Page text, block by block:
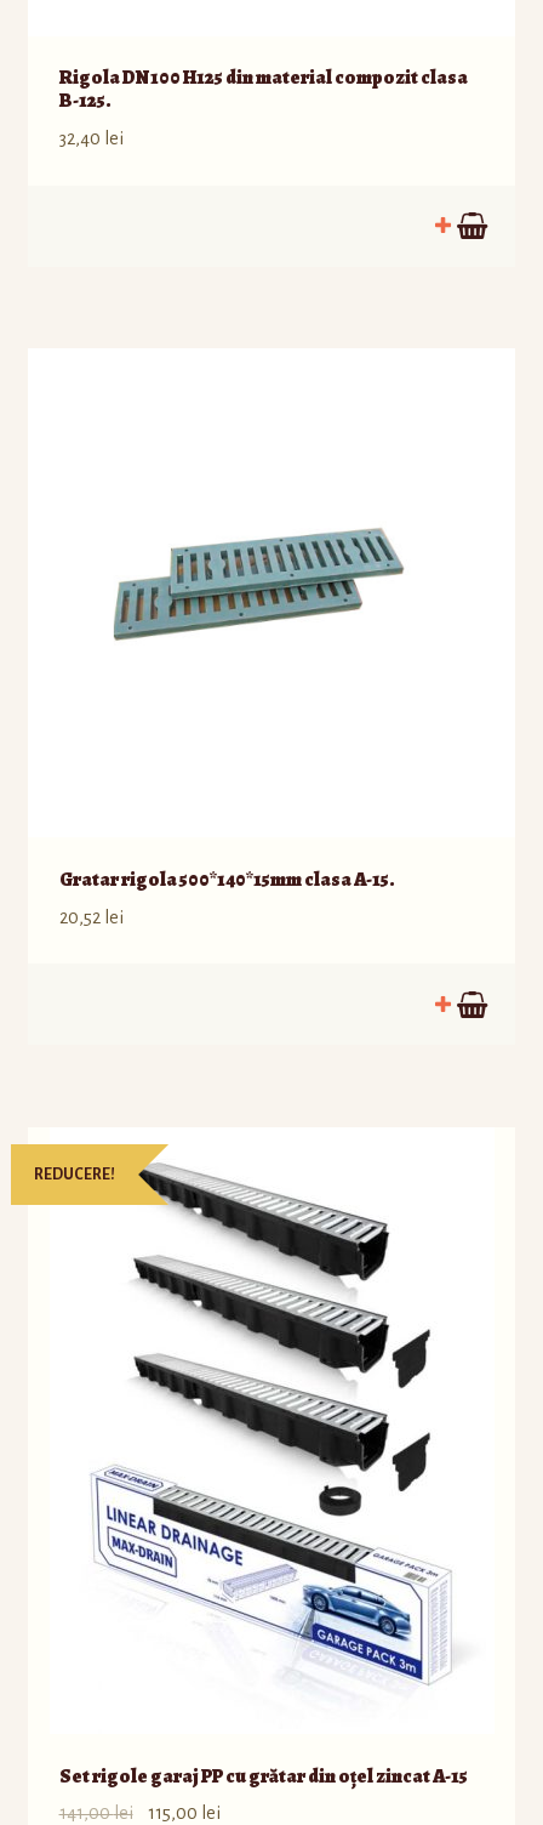
Rigola DN100 H125 din material compozit clasa
B-125.
32,40 lei
Gratar rigola 500*140*15mm clasa A-15.
20,52 lei
Set rigole garaj PP cu grătar din oțel zincat A-15
REDUCERE!
141,00lei 115,00 lei